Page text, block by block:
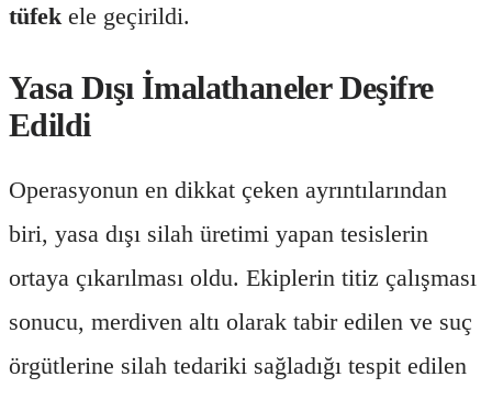
tüfek ele geçirildi.
Yasa Dışı İmalathaneler Deşifre
Edildi
Operasyonun en dikkat çeken ayrıntılarından
biri, yasa dışı silah üretimi yapan tesislerin
ortaya çıkarılması oldu. Ekiplerin titiz çalışması
sonucu, merdiven altı olarak tabir edilen ve suç
örgütlerine silah tedariki sağladığı tespit edilen